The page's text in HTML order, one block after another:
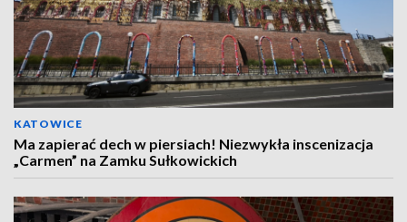
KATOWICE
Ma zapierać dech w piersiach! Niezwykła inscenizacja
„Carmen” na Zamku Sułkowickich